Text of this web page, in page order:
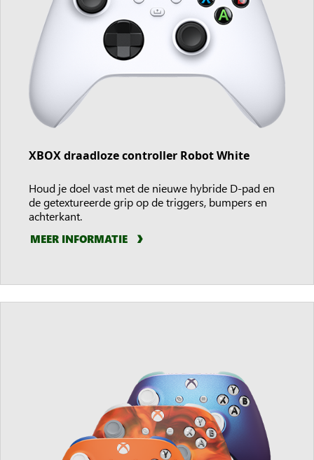
XBOX draadloze controller Robot White
Houd je doel vast met de nieuwe hybride D-pad en
de getextureerde grip op de triggers, bumpers en
achterkant.
MEER INFORMATIE